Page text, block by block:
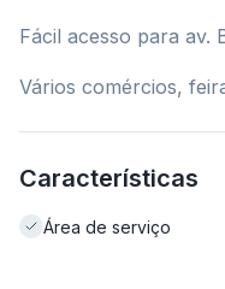
Fácil acesso para av.
Vários comércios,
Características
Área de serviço